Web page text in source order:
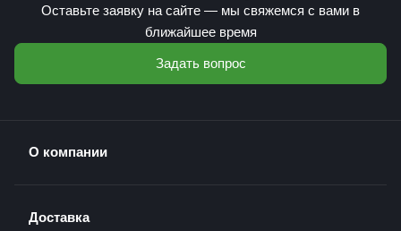
Оставьте заявку на сайте — мы свяжемся с вами в
ближайшее время
Задать вопрос
О компании
Доставка